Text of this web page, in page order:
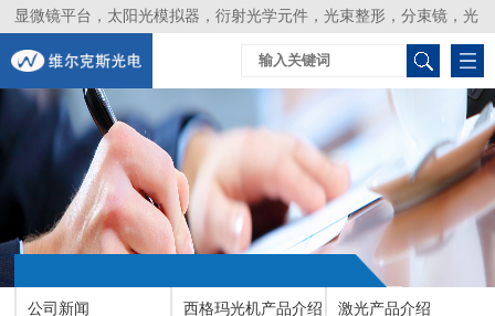
显微镜平台，太阳光模拟器，衍射光学元件，光束整形，分束镜，光
谱仪，生物激光器，光束分析仪，Layertec
公司新闻 西格玛光机产品介绍 激光产品介绍